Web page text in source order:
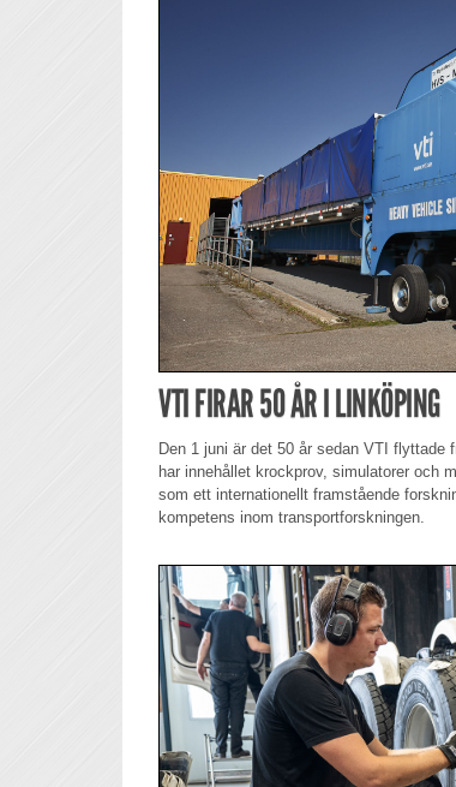
VTI FIRAR 50 ÅR I LINKÖPING
Den 1 juni är det 50 år sedan VTI flyttade
har innehållet krockprov, simulatorer och
som ett internationellt framstående
kompetens inom transportforskningen.